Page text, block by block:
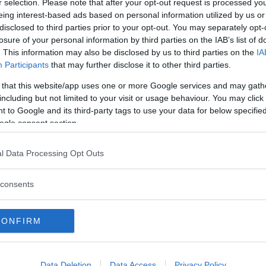
selection. Please note that after your opt-out request is processed
interest-based ads based on personal information utilized by us
to third parties prior to your opt-out. You may separately
of your personal information by third parties on the IAB’s list of
This information may also be disclosed by us to third parties on the
Participants that may further disclose it to other third parties.
that this website/app uses one or more Google services and may
but not limited to your visit or usage behaviour. You may
to Google and its third-party tags to use your data for below
consent section.
Data Processing Opt Outs
un ambiente arredato con toni neutri.
stanza. Una maniera facile di
stanza, o di pareti vicine, è quella di
simili, oppure opere simili per natura,
foto in bianco e nero con foto in bianco
di animali, piante o mappe. O
è particolarmente vivo e ricco di colori,
neutri. Infine, uno schema di bianchi e
raggruppare i quadri? Ci sono dei modi
per esempio utilizzando tre grandi
due quadri simili con uno specchio
abbineranno bene un quadro dai colori
neutri o in bianco e nero; quadri dalle
e nero. Per rafforzare l’impatto di un